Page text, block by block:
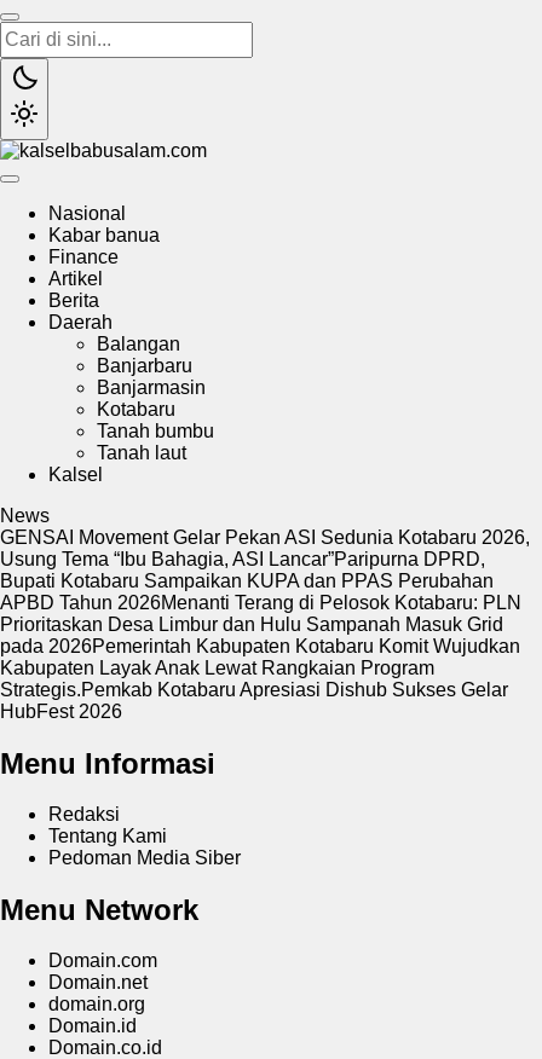
Nasional
Kabar banua
Finance
Artikel
Berita
Daerah
Balangan
Banjarbaru
Banjarmasin
Kotabaru
Tanah bumbu
Tanah laut
Kalsel
News
GENSAI Movement Gelar Pekan ASI Sedunia Kotabaru 2026,
Usung Tema “Ibu Bahagia, ASI Lancar”Paripurna DPRD,
Bupati Kotabaru Sampaikan KUPA dan PPAS Perubahan
APBD Tahun 2026Menanti Terang di Pelosok Kotabaru: PLN
Prioritaskan Desa Limbur dan Hulu Sampanah Masuk Grid
pada 2026Pemerintah Kabupaten Kotabaru Komit Wujudkan
Kabupaten Layak Anak Lewat Rangkaian Program
Strategis.Pemkab Kotabaru Apresiasi Dishub Sukses Gelar
HubFest 2026
Menu Informasi
Redaksi
Tentang Kami
Pedoman Media Siber
Menu Network
Domain.com
Domain.net
domain.org
Domain.id
Domain.co.id